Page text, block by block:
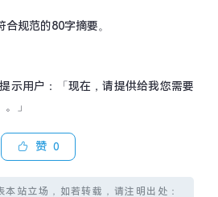
合规范的80字摘要。
提示用户：「现在，请提供给我您需要
」
赞 0
站立场，如若转载，请注明出处：